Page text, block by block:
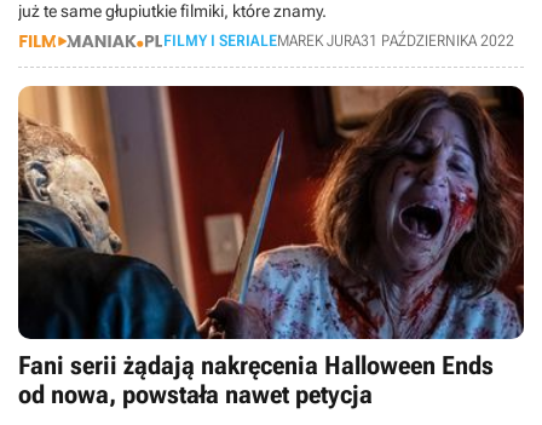
już te same głupiutkie filmiki, które znamy.
FILMY I SERIALEMAREK JURA31 PAŹDZIERNIKA 2022
Fani serii żądają nakręcenia Halloween Ends
od nowa, powstała nawet petycja